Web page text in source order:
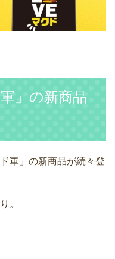
」の新商品
軍」の新商品が続々登
。